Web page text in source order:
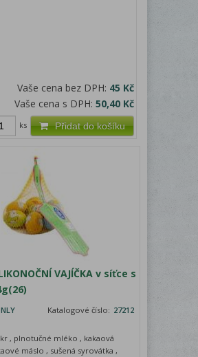
Vaše cena bez DPH: 45 Kč
Vaše cena s DPH: 50,40 Kč
Přidat do košíku
ks
VAJÍČKA v síťce s
Katalogové číslo: 27212
, plnotučné mléko , kakaová
máslo , sušená syrovátka ,